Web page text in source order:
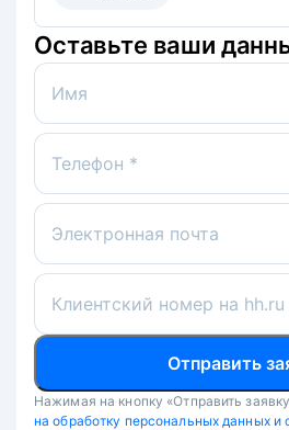
Оставьте ваши
Имя
Телефон *
Электронная почта
Клиентский номер на hh.ru
Отправить
Нажимая на кнопку «Отправить
на обработку персональных данных и